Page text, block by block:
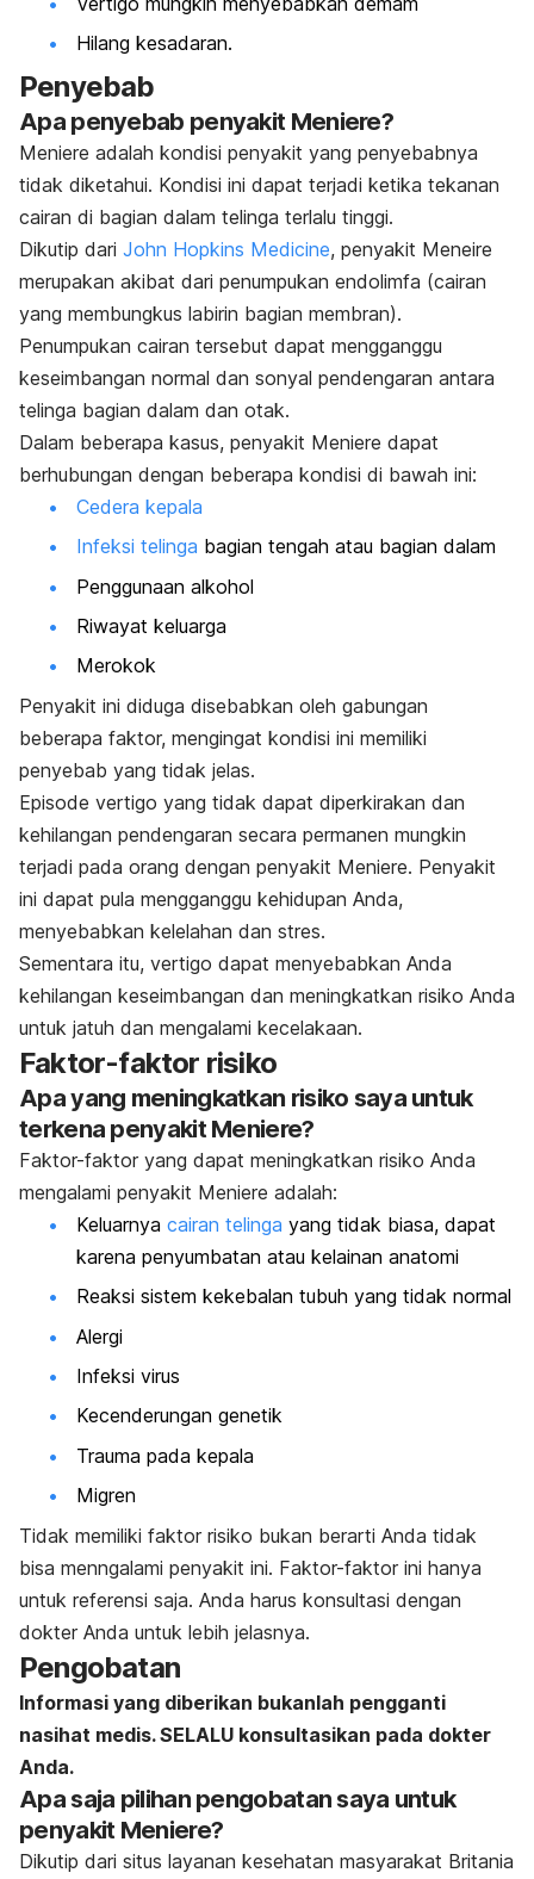
Hilang kesadaran.
Penyebab
Apa penyebab penyakit Meniere?
Meniere adalah kondisi penyakit yang penyebabnya
tidak diketahui. Kondisi ini dapat terjadi ketika tekanan
cairan di bagian dalam telinga terlalu tinggi.
Dikutip dari John Hopkins Medicine, penyakit Meneire
merupakan akibat dari penumpukan endolimfa (cairan
yang membungkus labirin bagian membran).
Penumpukan cairan tersebut dapat mengganggu
keseimbangan normal dan sonyal pendengaran antara
telinga bagian dalam dan otak.
Dalam beberapa kasus, penyakit Meniere dapat
berhubungan dengan beberapa kondisi di bawah ini:
Cedera kepala
Infeksi telinga bagian tengah atau bagian dalam
Penggunaan alkohol
Riwayat keluarga
Merokok
Penyakit ini diduga disebabkan oleh gabungan
beberapa faktor, mengingat kondisi ini memiliki
penyebab yang tidak jelas.
Episode vertigo yang tidak dapat diperkirakan dan
kehilangan pendengaran secara permanen mungkin
terjadi pada orang dengan penyakit Meniere. Penyakit
ini dapat pula mengganggu kehidupan Anda,
menyebabkan kelelahan dan stres.
Sementara itu, vertigo dapat menyebabkan Anda
kehilangan keseimbangan dan meningkatkan risiko Anda
untuk jatuh dan mengalami kecelakaan.
Faktor-faktor risiko
Apa yang meningkatkan risiko saya untuk
terkena penyakit Meniere?
Faktor-faktor yang dapat meningkatkan risiko Anda
mengalami penyakit Meniere adalah:
Keluarnya cairan telinga yang tidak biasa, dapat
karena penyumbatan atau kelainan anatomi
Reaksi sistem kekebalan tubuh yang tidak normal
Alergi
Infeksi virus
Kecenderungan genetik
Trauma pada kepala
Migren
Tidak memiliki faktor risiko bukan berarti Anda tidak
bisa menngalami penyakit ini. Faktor-faktor ini hanya
untuk referensi saja. Anda harus konsultasi dengan
dokter Anda untuk lebih jelasnya.
Pengobatan
Informasi yang diberikan bukanlah pengganti
nasihat medis. SELALU konsultasikan pada dokter
Anda.
Apa saja pilihan pengobatan saya untuk
penyakit Meniere?
Dikutip dari situs layanan kesehatan masyarakat Britania